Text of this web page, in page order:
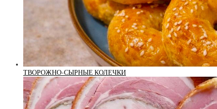
ТВОРОЖНО-СЫРНЫЕ КОЛЕЧКИ